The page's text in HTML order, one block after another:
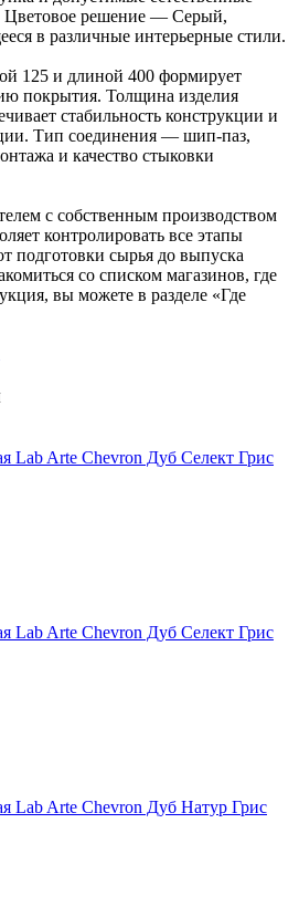
Цветовое решение — Серый,
в различные интерьерные стили.
125 и длиной 400 формирует
покрытия. Толщина изделия
стабильность конструкции и
Тип соединения — шип-паз,
и качество стыковки
с собственным производством
контролировать все этапы
подготовки сырья до выпуска
со списком магазинов, где
вы можете в разделе «Где
Lab Arte Chevron Дуб Селект Грис
Lab Arte Chevron Дуб Селект Грис
Lab Arte Chevron Дуб Натур Грис